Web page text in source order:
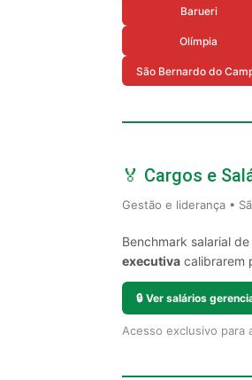
Barueri
Olímpia
São Bernardo do
🏅 Cargos e
Gestão e liderança •
Benchmark salarial
executiva calibrarem
🔒 Ver salários
Acesso exclusivo para